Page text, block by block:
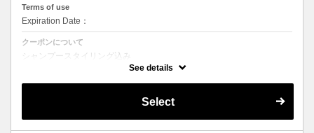
Terms of use
Expiration Date：
クーポンについて
シャンプースタイリング込み
イクロバブルシャンプー込み
の方は別のメニューをご選択ください。
●髪の長さにより別途ロング料金を頂戴いたします。
See details
Select